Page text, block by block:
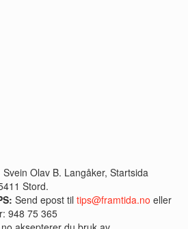
Svein Olav B. Langåker, Startsida
Stord.
Send epost til tips@framtida.no eller
948 75 365